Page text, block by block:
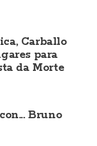
Carballo
para
da Morte
Bruno